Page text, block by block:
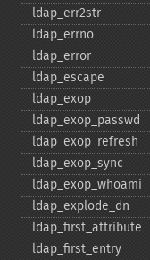
ldap_​err2str
ldap_​errno
ldap_​error
ldap_​escape
ldap_​exop
ldap_​exop_​passwd
ldap_​exop_​refresh
ldap_​exop_​sync
ldap_​exop_​whoami
ldap_​explode_​dn
ldap_​first_​attribute
ldap_​first_​entry